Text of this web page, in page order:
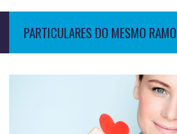
PARTICULARES DO MESMO RAMO